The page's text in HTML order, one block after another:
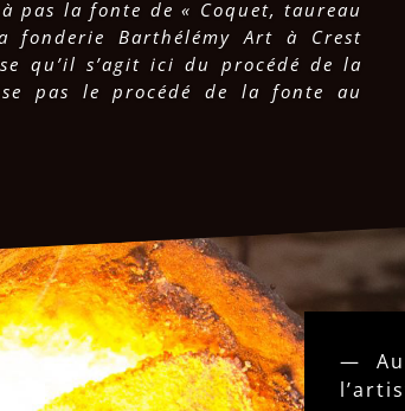
pas la fonte de « Coquet, taureau
fonderie Barthélémy Art à Crest
qu’il s’agit ici du procédé de la
pas le procédé de la fonte au
— Au